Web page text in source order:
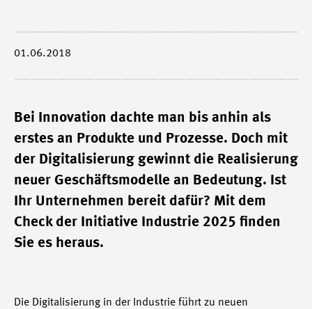
01.06.2018
Bei Innovation dachte man bis anhin als
erstes an Produkte und Prozesse. Doch mit
der Digitalisierung gewinnt die Realisierung
neuer Geschäftsmodelle an Bedeutung. Ist
Ihr Unternehmen bereit dafür? Mit dem
Check der Initiative Industrie 2025 finden
Sie es heraus.
Die Digitalisierung in der Industrie führt zu neuen